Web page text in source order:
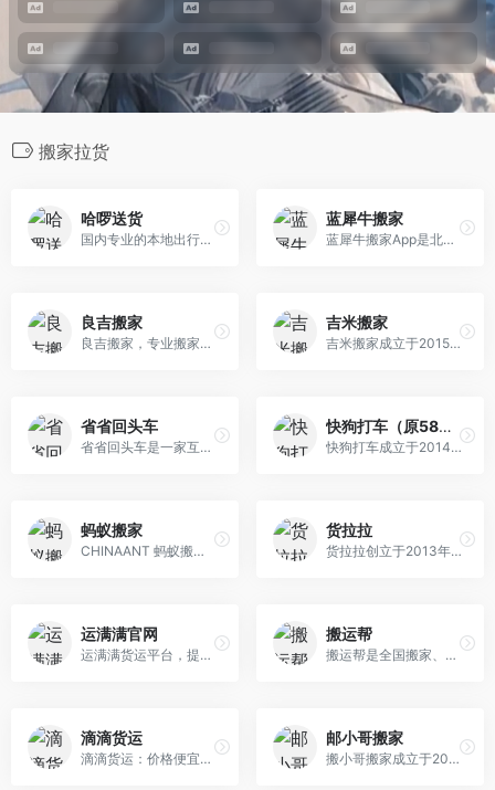
搬家拉货
哈啰送货
国内专业的本地出行及生活服务平台，致力于应用数字技术的红利，为人们提供更便捷的出行以及更好的普惠生活服务。
蓝犀牛搬家
蓝犀牛搬家App是北京蓝犀牛信息技术有限公司开发的一款搬家应用，提供明码标价，全程搬运的24小时搬家服务，用户可自助下单，实时查看订单轨迹，全程无现金支付。全国现已开通北京、上海、广州、深圳、杭州等近30个城市。
良吉搬家
良吉搬家，专业搬家，全国连锁，多年行业经验，是一家专注于：国际搬家、同城搬家，长途搬家，日式搬家，企业搬家，钢琴搬运，设备搬运、物流货运、工厂搬迁 等服务的搬家公司。
吉米搬家
吉米搬家成立于2015年，是深圳市吉米生活服务有限公司旗下互联网搬家品牌。为一二线城市上班族提供省心.不贵的搬家、租房、日常收纳整理等专业服务。
省省回头车
省省回头车是一家互联网车货匹配服务平台，为用户提供同城/跨城提货、送货、搬家等中短途货运服务。平台涵盖面包车到17.5米等10多种车型，下载APP一键叫车。
快狗打车（原58速运）
快狗打车成立于2014年，总部设在天津高新区，隶属于家集团，以“互联网+短途货运”为切入点的同城货运服务平台，致力于满足各类用户的同城货运需求。
蚂蚁搬家
CHINAANT 蚂蚁搬家官方网站！搬家行业的领跑者，中国专业搬家连锁企业、中国专业的搬家服务提供商，提供精品搬家、居民搬家、涉外搬家、小件搬家、公司搬迁 等搬家服务，要搬家，找蚂蚁！蚂蚁虽小，服务更好
货拉拉
货拉拉创立于2013年，成长于粤港澳大湾区，是一家从事同城/跨城货运、企业版物流服务、搬家、零担、跑腿、冷运、汽车租售及车后市场服务的互联网物流商城。
运满满官网
运满满货运平台，提供全国找货车拉货、找物流、整车零担、长途短途、冷藏冷链运输、配货等服务。有免费的车源信息、货源信息、物流信息，是省钱省心高效信息 查询和找货发货平台
搬运帮
搬运帮是全国搬家、运货拉货、找搬运工APP平台，搬家货运用工一口价，好口碑！工人随时叫，货车就近派！ 搬东西运东西有保险、有发票、有优惠！搬运帮—搬好运，帮到底！
滴滴货运‌
滴滴货运‌：价格便宜，但大件物品不可搬运，限制较多，需要用户仔细鉴别‌
邮小哥搬家
搬小哥搬家成立于2008年，总部位于深圳，是广州搬小哥科技有限公司旗下全国知名连锁搬家服务品牌。